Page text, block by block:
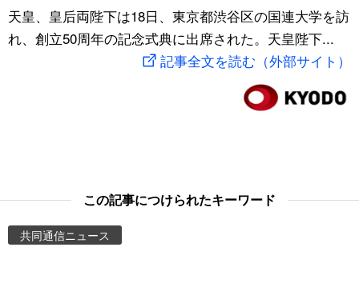
文化
動画/Live
Images
People
スポーツ・東京2020
天皇、皇后両陛下は18日、東京都渋谷区の国連大学を訪
れ、創立50周年の記念式典に出席された。天皇陛下...
記事全文を読む（外部サイト）
この記事につけられたキーワード
共同通信ニュース